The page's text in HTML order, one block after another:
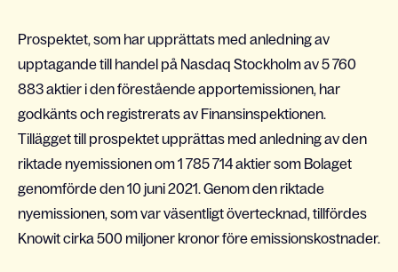
Prospektet, som har upprättats med anledning av
upptagande till handel på Nasdaq Stockholm av 5 760
883 aktier i den förestående apportemissionen, har
godkänts och registrerats av Finansinspektionen.
Tillägget till prospektet upprättas med anledning av den
riktade nyemissionen om 1 785 714 aktier som Bolaget
genomförde den 10 juni 2021. Genom den riktade
nyemissionen, som var väsentligt övertecknad, tillfördes
Knowit cirka 500 miljoner kronor före emissionskostnader.